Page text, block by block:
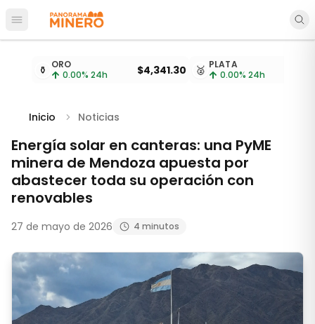
Abrir menú principal
Cotizaciones de metales actualizadas cada 15
⚱️ ORO
0.00% 24h $4,341.30 🥈 PLATA
0.00% 24h
Inicio Noticias
Energía solar en canteras: una PyME
minera de Mendoza apuesta por
abastecer toda su operación con
renovables
27 de mayo de 2026 4 minutos